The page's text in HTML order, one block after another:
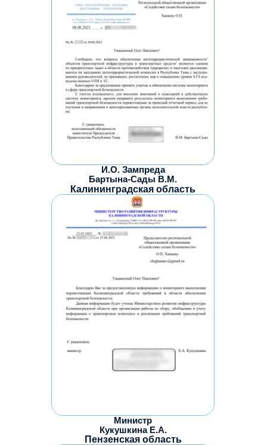
И.О. Зампреда
Бартына-Сады В.М.
Калининградская область
Министр
Кукушкина Е.А.
Пензенская область